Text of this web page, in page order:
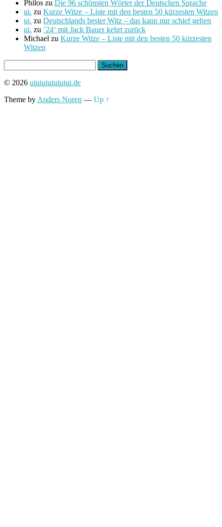
Philos zu Die 96 schönsten Wörter der Deutschen Sprache
ui. zu Kurze Witze – Liste mit den besten 50 kürzesten Witzen
ui. zu Deutschlands bester Witz – das kann nur schief gehen
ui. zu ’24‘ mit Jack Bauer kehrt zurück
Michael zu Kurze Witze – Liste mit den besten 50 kürzesten
Witzen
nach:
© 2026 uiuiuiuiuiuiui.de
Theme by Anders Noren — Up ↑